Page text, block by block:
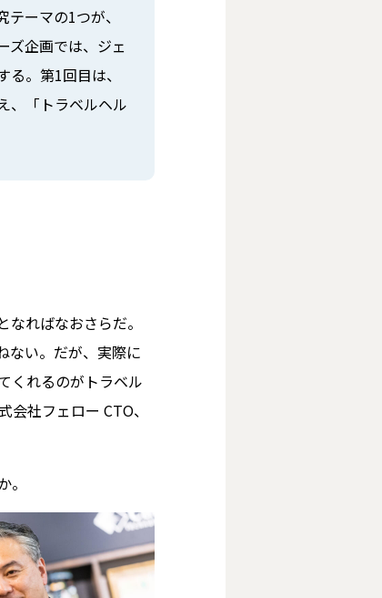
ーマの1つが、
ズ企画では、ジェ
。第1回目は、
、「トラベルヘル
ればなおさらだ。
ない。だが、実際に
くれるのがトラベル
社フェロー CTO、